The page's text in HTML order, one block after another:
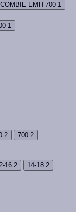
COMBIE EMH 700 1
1
2 700 2
16 2 14-18 2